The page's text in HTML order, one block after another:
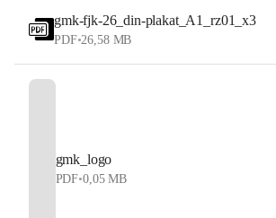
gmk-fjk-26_din-plakat_A1_rz01_x3
PDF•26,58 MB
gmk_logo
PDF•0,05 MB